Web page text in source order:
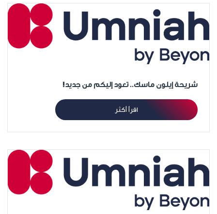
شريحة إيلون ماسك.. تعود إليكم من جديد!
اقرأ أكثر